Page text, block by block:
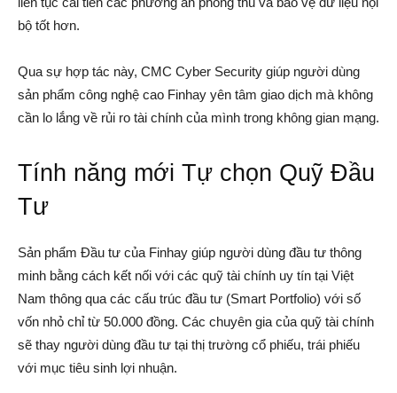
bộ tốt hơn.
Qua sự hợp tác này, CMC Cyber Security giúp người dùng
sản phẩm công nghệ cao Finhay yên tâm giao dịch mà không
cần lo lắng về rủi ro tài chính của mình trong không gian mạng.
Tính năng mới Tự chọn Quỹ Đầu
Tư
Sản phẩm Đầu tư của Finhay giúp người dùng đầu tư thông
minh bằng cách kết nối với các quỹ tài chính uy tín tại Việt
Nam thông qua các cấu trúc đầu tư (Smart Portfolio) với số
vốn nhỏ chỉ từ 50.000 đồng. Các chuyên gia của quỹ tài chính
sẽ thay người dùng đầu tư tại thị trường cổ phiếu, trái phiếu
với mục tiêu sinh lợi nhuận.